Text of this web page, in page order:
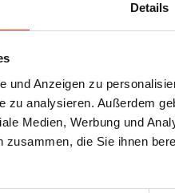
Details
und Anzeigen zu
zu analysieren. Außerdem
Medien, Werbung und
zusammen, die Sie ihnen